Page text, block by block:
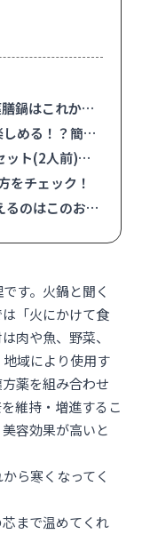
鍋はこれから
める！？簡単
ット(2人前)の
をチェック！
るのはこのお
す。火鍋と聞く
「火にかけて食
肉や魚、野菜、
域により使用す
薬を組み合わせ
維持・増進するこ
容効果が高いと
ら寒くなってく
まで温めてくれ